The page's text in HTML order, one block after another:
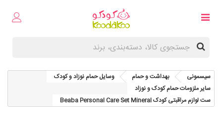
سیسمونی بهداشت و حمام
وسایل حمام نوزاد و کودک
سایر ملزومات حمام کودک و نوزاد
ست لوازم مراقبتی کودک Beaba Personal Care Set Mineral